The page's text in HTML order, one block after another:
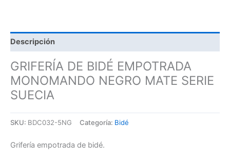
Descripción
GRIFERÍA DE BIDÉ EMPOTRADA
MONOMANDO NEGRO MATE SERIE
SUECIA
SKU: BDC032-5NG Categoría: Bidé
Grifería empotrada de bidé.